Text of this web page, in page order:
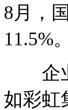
8月，
11.5%。
企业
如彩虹